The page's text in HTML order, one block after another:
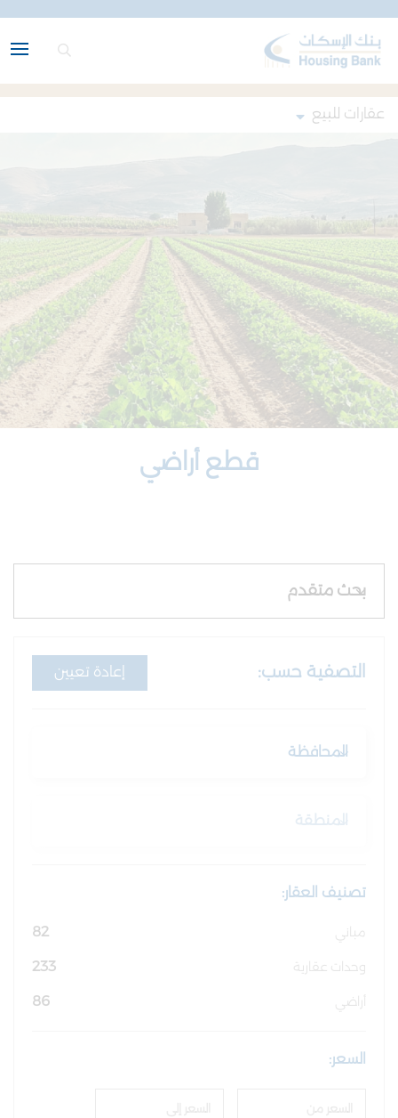
عقارات للبيع
قطع أراضي
هناجر
بحث متقدم
التصفية حسب: إعادة تعيين
المحافظة
المنطقة
تصنيف العقار:
مباني 82
وحدات عقارية 233
أراضي 86
السعر: